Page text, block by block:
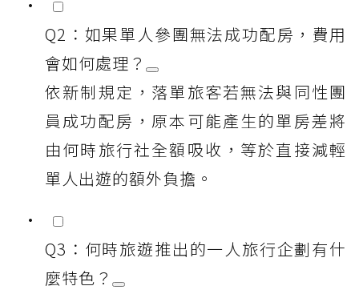
Q2：如果單人參團無法成功配房，費用
會如何處理？
依新制規定，落單旅客若無法與同性團
員成功配房，原本可能產生的單房差將
由何時旅行社全額吸收，等於直接減輕
單人出遊的額外負擔。
Q3：何時旅遊推出的一人旅行企劃有什
麼特色？